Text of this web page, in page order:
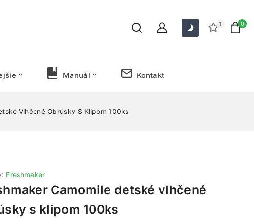
1 0
Manuál Kontakt
Vlhčené Obrúsky S Klipom 100ks
Freshmaker
Camomile detské vlhčené
s klipom 100ks